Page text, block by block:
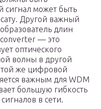
сигнал может быть
Другой важный
длин
— это
оптического
волны в другой
же цифровой
важным для WDM
большую гибкость
в сети.